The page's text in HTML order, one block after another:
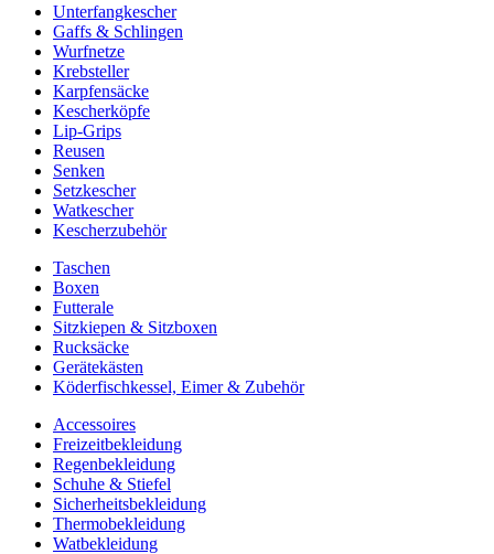
Unterfangkescher
Gaffs & Schlingen
Wurfnetze
Krebsteller
Karpfensäcke
Kescherköpfe
Lip-Grips
Reusen
Senken
Setzkescher
Watkescher
Kescherzubehör
Taschen
Boxen
Futterale
Sitzkiepen & Sitzboxen
Rucksäcke
Gerätekästen
Köderfischkessel, Eimer & Zubehör
Accessoires
Freizeitbekleidung
Regenbekleidung
Schuhe & Stiefel
Sicherheitsbekleidung
Thermobekleidung
Watbekleidung